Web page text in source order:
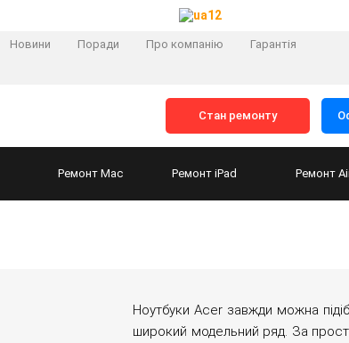
Новини Поради Про компанію
Гарантія
Стан ремонту
Ремонт Mac Ремонт iPad Ремонт
Ноутбуки Acer завжди можна
широкий модельний ряд. За